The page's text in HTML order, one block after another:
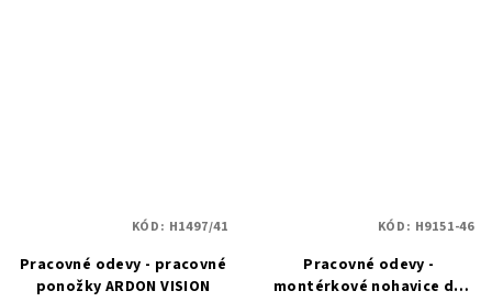
Pracovné odevy - pracovné
ponožky ARDON VISION
KÓD: H1497/41
Pracovné odevy -
montérkové nohavice do
KÓD: H9151-46